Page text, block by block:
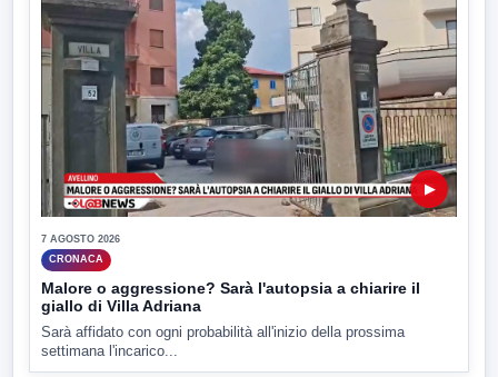
▶
7 AGOSTO 2026
CRONACA
Malore o aggressione? Sarà l'autopsia a chiarire il
giallo di Villa Adriana
Sarà affidato con ogni probabilità all'inizio della prossima
settimana l'incarico...